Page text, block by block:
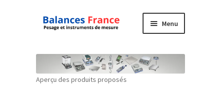
Aller
navigation
Aller
Menu
Mon compte
Aperçu des produits proposés